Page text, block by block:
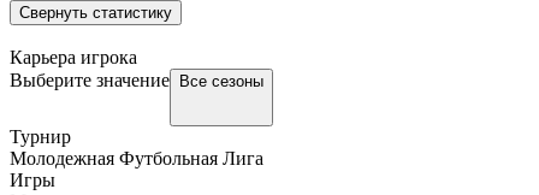
Свернуть статистику
Карьера игрока
Выберите значение
Все сезоны
Турнир
Молодежная Футбольная Лига
Игры